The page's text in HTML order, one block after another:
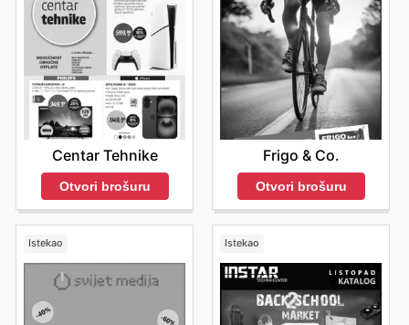
Centar Tehnike
Otvori brošuru
Frigo & Co.
Otvori brošuru
Istekao Istekao